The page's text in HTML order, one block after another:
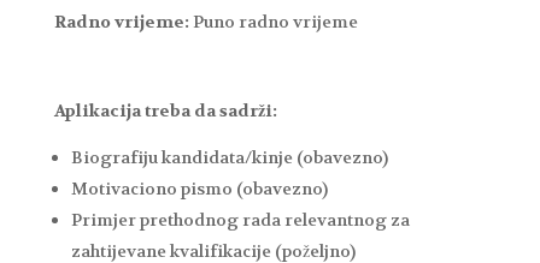
Radno vrijeme: Puno radno vrijeme
Aplikacija treba da sadrži:
Biografiju kandidata/kinje (obavezno)
Motivaciono pismo (obavezno)
Primjer prethodnog rada relevantnog za
zahtijevane kvalifikacije (poželjno)